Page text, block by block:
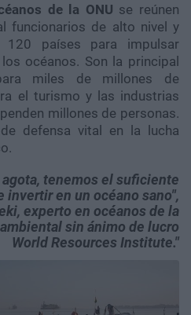
de la ONU se reúnen
funcionarios de alto nivel y
países para impulsar
océanos. Son la principal
miles de millones de
el turismo y las industrias
millones de personas.
defensa vital en la lucha
tenemos el suficiente
invertir en un océano sano",
experto en océanos de la
sin ánimo de lucro
World Resources Institute.